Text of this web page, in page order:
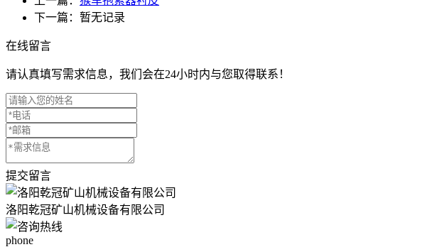
下一篇：暂无记录
在线留言
请认真填写需求信息，我们会在24小时内与您取得联系！
提交留言
洛阳乾冠矿山机械设备有限公司
phone